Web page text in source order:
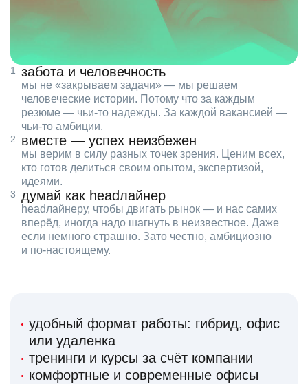
забота и человечность
мы не «закрываем задачи» — мы решаем
человеческие истории. Потому что за каждым
резюме — чьи‑то надежды. За каждой вакансией —
чьи‑то амбиции.
вместе — успех неизбежен
мы верим в силу разных точек зрения. Ценим всех,
кто готов делиться своим опытом, экспертизой,
идеями.
думай как headлайнер
headлайнеру, чтобы двигать рынок — и нас самих
вперёд, иногда надо шагнуть в неизвестное. Даже
если немного страшно. Зато честно, амбициозно
и по‑настоящему.
удобный формат работы: гибрид, офис
или удаленка
тренинги и курсы за счёт компании
комфортные и современные офисы